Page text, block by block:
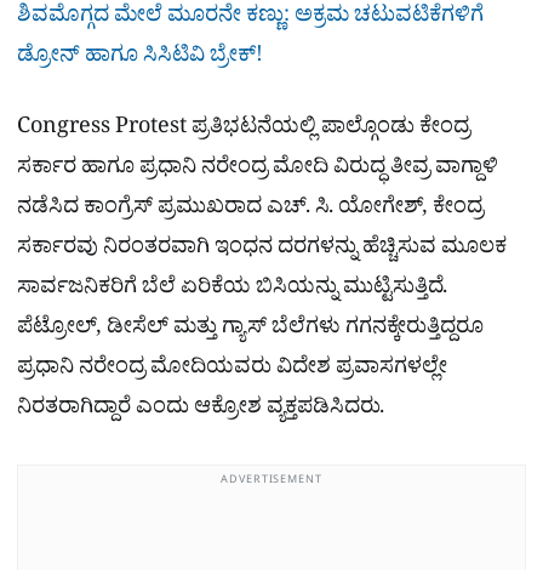
ಶಿವಮೊಗ್ಗದ ಮೇಲೆ ಮೂರನೇ ಕಣ್ಣು: ಅಕ್ರಮ ಚಟುವಟಿಕೆಗಳಿಗೆ
ಡ್ರೋನ್ ಹಾಗೂ ಸಿಸಿಟಿವಿ ಬ್ರೇಕ್!
Congress Protest ಪ್ರತಿಭಟನೆಯಲ್ಲಿ ಪಾಲ್ಗೊಂಡು ಕೇಂದ್ರ
ಸರ್ಕಾರ ಹಾಗೂ ಪ್ರಧಾನಿ ನರೇಂದ್ರ ಮೋದಿ ವಿರುದ್ಧ ತೀವ್ರ ವಾಗ್ದಾಳಿ
ನಡೆಸಿದ ಕಾಂಗ್ರೆಸ್ ಪ್ರಮುಖರಾದ ಎಚ್. ಸಿ. ಯೋಗೇಶ್, ಕೇಂದ್ರ
ಸರ್ಕಾರವು ನಿರಂತರವಾಗಿ ಇಂಧನ ದರಗಳನ್ನು ಹೆಚ್ಚಿಸುವ ಮೂಲಕ
ಸಾರ್ವಜನಿಕರಿಗೆ ಬೆಲೆ ಏರಿಕೆಯ ಬಿಸಿಯನ್ನು ಮುಟ್ಟಿಸುತ್ತಿದೆ.
ಪೆಟ್ರೋಲ್, ಡೀಸೆಲ್ ಮತ್ತು ಗ್ಯಾಸ್ ಬೆಲೆಗಳು ಗಗನಕ್ಕೇರುತ್ತಿದ್ದರೂ
ಪ್ರಧಾನಿ ನರೇಂದ್ರ ಮೋದಿಯವರು ವಿದೇಶ ಪ್ರವಾಸಗಳಲ್ಲೇ
ನಿರತರಾಗಿದ್ದಾರೆ ಎಂದು ಆಕ್ರೋಶ ವ್ಯಕ್ತಪಡಿಸಿದರು.
ADVERTISEMENT